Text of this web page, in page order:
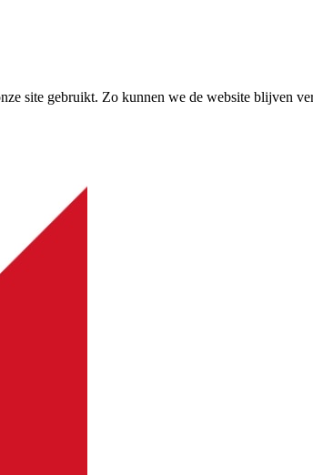
site gebruikt. Zo kunnen we de website blijven